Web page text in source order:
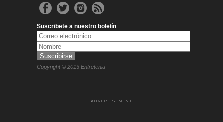
Suscribete a nuestro boletín
Copyright © 2013 Entretenia
ADVERTISEMENT